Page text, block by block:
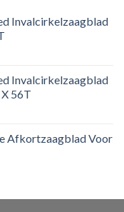
Invalcirkelzaagblad
Invalcirkelzaagblad
56T
Afkortzaagblad Voor